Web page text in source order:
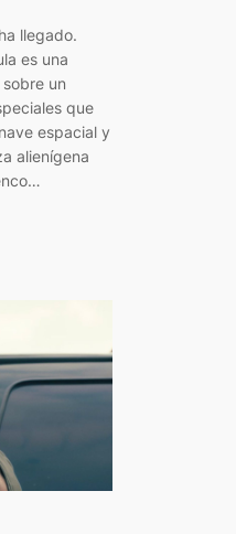
llegado.
es una
un
que
espacial y
alienígena